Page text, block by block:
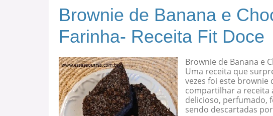
Brownie de Banana e
Farinha- Receita Fit Doce
Brownie de Banana e
Uma receita que
vezes foi este brownie
compartilhar a receita
delicioso, perfumado,
sendo descartadas